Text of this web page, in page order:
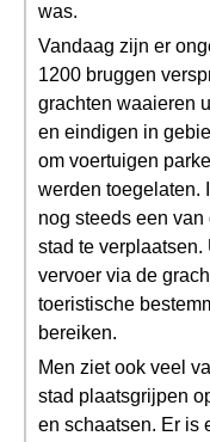
was.
Vandaag zijn er
1200 bruggen
grachten waaieren
en eindigen in
om voertuigen
werden toegelaten.
nog steeds een
stad te
vervoer via de
toeristische
bereiken.
Men ziet ook veel
stad plaatsgrijpen
en schaatsen. Er is